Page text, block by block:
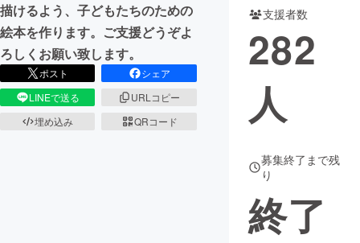
描けるよう、子どもたちのための
絵本を作ります。ご支援どうぞよ
ろしくお願い致します。
ポスト
シェア
LINEで送る
URLコピー
埋め込み
QRコード
支援者数
282
人
募集終了まで残
り
終了